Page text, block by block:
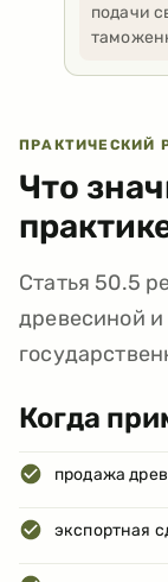
подачи
ПРАКТИЧЕСКИЙ
Что
Статья 50.5
древесиной
Когда
продажа
экспортная